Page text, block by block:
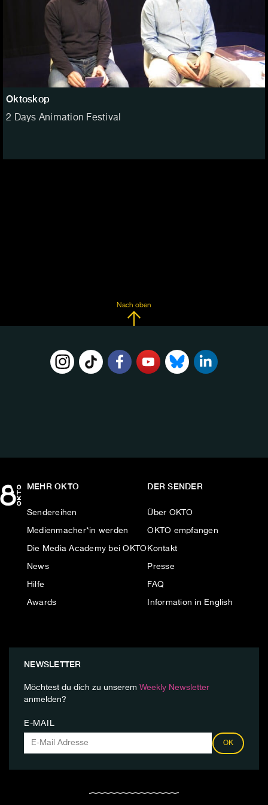
Oktoskop
2 Days Animation Festival
Nach oben
MEHR OKTO
Sendereihen
Medienmacher*in werden
Die Media Academy bei OKTO
News
Hilfe
Awards
DER SENDER
Über OKTO
OKTO empfangen
Kontakt
Presse
FAQ
Information in English
NEWSLETTER
Möchtest du dich zu unserem Weekly Newsletter
anmelden?
E-MAIL
OK